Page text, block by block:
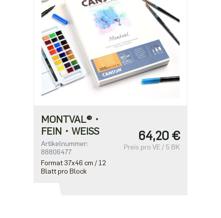
MONTVAL®・
FEIN・WEISS
Artikelnummer:
88806477
Format 37x46 cm / 12
Blatt pro Block
64,20 €
Preis pro VE / 5 BK